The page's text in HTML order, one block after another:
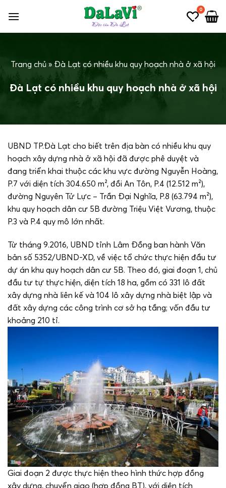
qua
nội
0
Trang chủ » Đà Lạt có nhiều khu quy hoạch nhà ở xã hội
Đà Lạt có nhiều khu quy hoạch nhà ở xã hội
UBND TP.Đà Lạt cho biết trên địa bàn có nhiều khu quy
hoạch xây dựng nhà ở xã hội đã được phê duyệt và
đang triển khai thuộc các khu vực đường Nguyễn Hoàng,
P.7 với diện tích 304.650 m², đồi An Tôn, P.4 (12.512 m²),
đường Nguyên Tử Lực – Trần Đại Nghĩa, P.8 (63.794 m²),
khu quy hoạch dân cư 5B đường Triệu Việt Vương, thuộc
P.3 và P.4 quy mô lớn nhất.
Từ tháng 9.2016, UBND tỉnh Lâm Đồng ban hành Văn
bản số 5352/UBND-XD, về việc tổ chức thực hiện đầu tư
dự án khu quy hoạch dân cư 5B. Theo đó, giai đoạn 1, chủ
đầu tư tự thực hiện, diện tích 18 ha, gồm có 331 lô đất
xây dựng nhà liên kế và 104 lô xây dựng nhà biệt lập và
đất xây dựng các công trình cơ sở hạ tầng; vốn đầu tư
khoảng 210 tỉ.
Giai đoạn 2 được thực hiện theo hình thức hợp đồng
xây dựng, chuyển giao (hợp đồng BT), với diện tích